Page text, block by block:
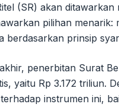
(SR) akan
pilihan menarik:
berdasarkan prinsip
penerbitan Surat
yaitu Rp 3.172 triliun.
instrumen ini,